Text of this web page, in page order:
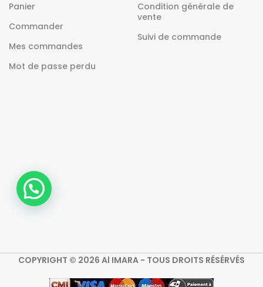
Panier
Commander
Mes commandes
Mot de passe perdu
Condition générale de
vente
Suivi de commande
COPYRIGHT © 2026 Al IMARA - TOUS DROITS RÉSÉRVÉS